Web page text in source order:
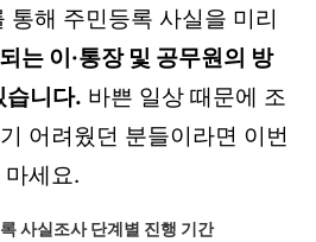
통해 주민등록 사실을 미리
는 이·통장 및 공무원의 방
습니다. 바쁜 일상 때문에 조
어려웠던 분들이라면 이번
세요.
사실조사 단계별 진행 기간